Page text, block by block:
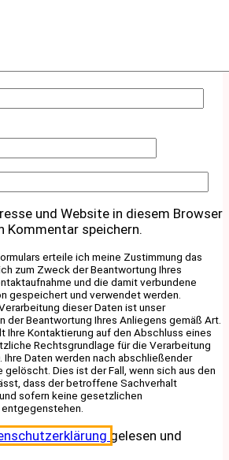
und Website in diesem Browser
Kommentar speichern.
erteile ich meine Zustimmung das
zum Zweck der Beantwortung Ihres
und die damit verbundene
gespeichert und verwendet werden.
dieser Daten ist unser
Beantwortung Ihres Anliegens gemäß Art.
Ihre Kontaktierung auf den Abschluss eines
Rechtsgrundlage für die Verarbeitung
Ihre Daten werden nach abschließender
gelöscht. Dies ist der Fall, wenn sich aus den
dass der betroffene Sachverhalt
sofern keine gesetzlichen
gelesen und